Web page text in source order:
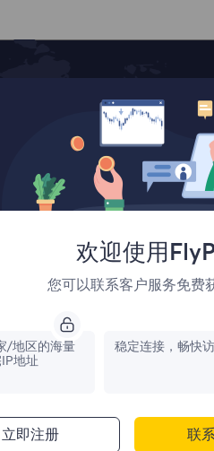
覆盖
法国
1,042,773
欢迎使用
您可以联系客户服务免费
/地区的海量
地址
稳定连接，畅快访
立即注册 联